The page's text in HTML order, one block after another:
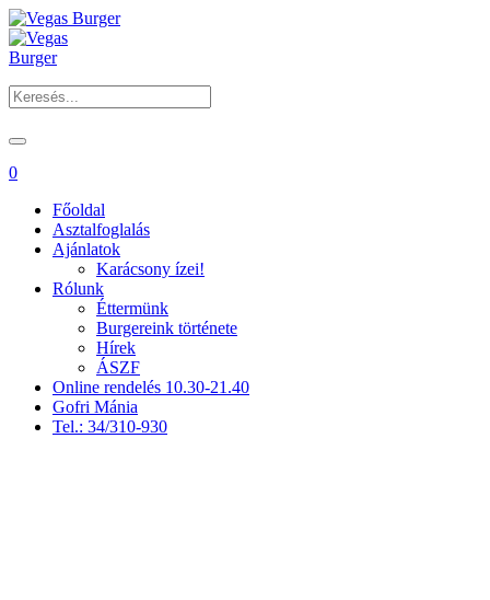
0
Főoldal
Asztalfoglalás
Ajánlatok
Karácsony ízei!
Rólunk
Éttermünk
Burgereink története
Hírek
ÁSZF
Online rendelés 10.30-21.40
Gofri Mánia
Tel.: 34/310-930